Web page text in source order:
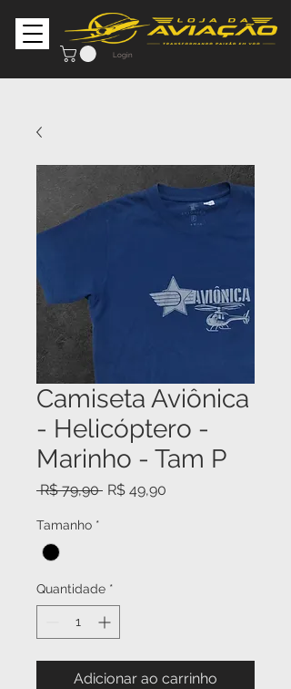
Login
Camiseta Aviônica
- Helicóptero -
Marinho - Tam P
R$ 79,90 Preço
R$ 49,90
Tamanho *
Quantidade *
Adicionar ao carrinho